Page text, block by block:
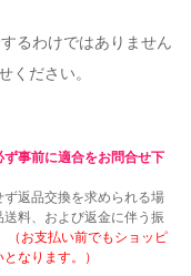
るわけではありません
ください。
事前に適合をお問合せ下
返品交換を求められる場
料、および返金に伴う振
（お支払い前でもショッピ
なります。）